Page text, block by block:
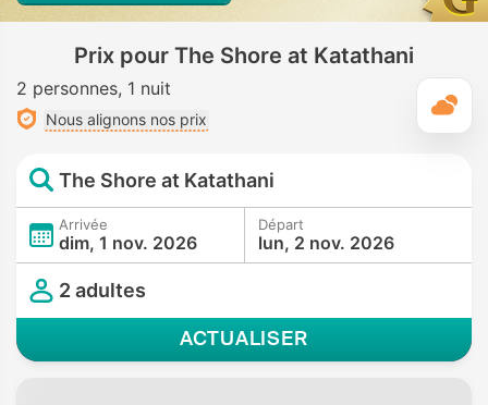
Prix pour The Shore at Katathani
2 personnes 1 nuit
Nous alignons nos prix
The Shore at Katathani
Arrivée
dim, 1 nov. 2026
Départ
lun, 2 nov. 2026
2 adultes
ACTUALISER